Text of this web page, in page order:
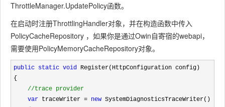
ThrottleManager.UpdatePolicy函数。
在启动时注册ThrottlingHandler对象，并在构造函数中传入
PolicyCacheRepository ，如果你是通过Owin自寄宿的webapi，
需要使用PolicyMemoryCacheRepository对象。
public static void Register(HttpConfiguration config)
{
//trace provider
var traceWriter = new SystemDiagnosticsTraceWriter()